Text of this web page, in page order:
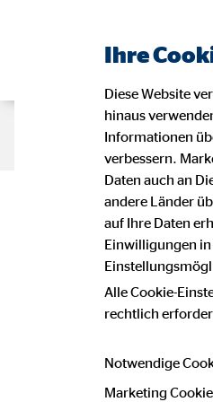
Beraterseite
Ihre
Diese Website
hinaus
Informationen
verbessern.
Daten auch an
andere Länder
auf Ihre Daten
Einwilligungen in
Alle Cookie-
rechtlich
Notwendige
Marketing